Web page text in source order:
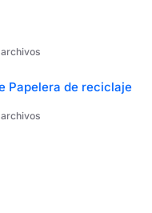
Papelera de reciclaje